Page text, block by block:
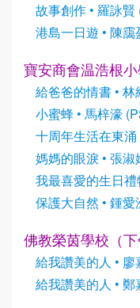
故事創作 • 羅詠賢
港島一日遊 • 陳靄
寶安商會温浩根
給爸爸的情書 • 林
小蜜蜂 • 馬梓濠
十周年生活在東涌
媽媽的眼淚 • 張淑
我最喜愛的生日禮
保護大自然 • 鍾愛
佛教榮茵學校（下
給我讚美的人 • 廖
給我讚美的人 • 鄭